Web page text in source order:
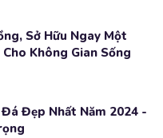
Sở Hữu Ngay Một
Không Gian Sống
Đẹp Nhất Năm 2024 -